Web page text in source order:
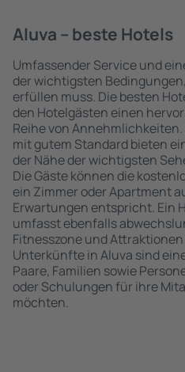
Aluva – beste Hotels
Umfassender Service und
der wichtigsten
erfüllen muss. Die besten
den Hotelgästen einen
Reihe von
mit gutem Standard bieten
der Nähe der wichtigsten
Die Gäste können die
ein Zimmer oder Apartment
Erwartungen entspricht. Ein
umfasst ebenfalls
Fitnesszone und
Unterkünfte in Aluva sind
Paare, Familien sowie
oder Schulungen für ihre
möchten.